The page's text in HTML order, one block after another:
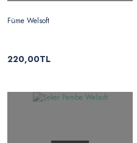
Füme Welsoft
220,00TL